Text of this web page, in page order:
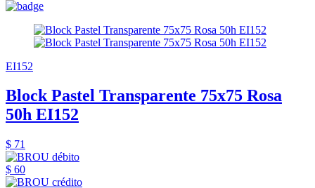
EI152
Block Pastel Transparente 75x75 Rosa
50h EI152
$ 71
$ 60